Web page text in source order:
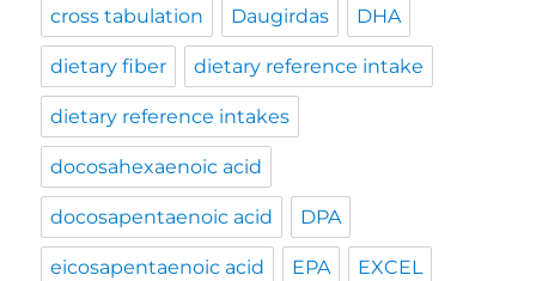
cross tabulation Daugirdas DHA
dietary fiber dietary reference intake
dietary reference intakes
docosahexaenoic acid
docosapentaenoic acid DPA
eicosapentaenoic acid EPA EXCEL